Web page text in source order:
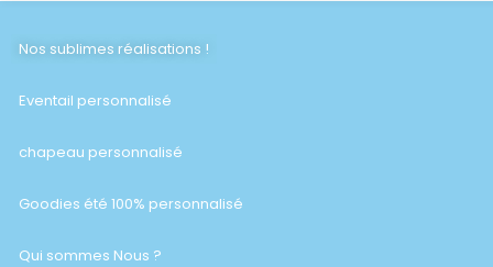
Nos sublimes réalisations !
Eventail personnalisé
chapeau personnalisé
Goodies été 100% personnalisé
Qui sommes Nous ?